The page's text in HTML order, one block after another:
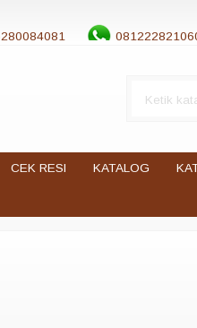
CEK RESI KATALOG